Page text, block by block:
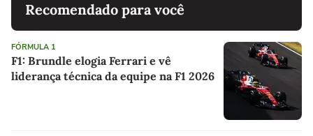
Recomendado para você
FÓRMULA 1
F1: Brundle elogia Ferrari e vê
liderança técnica da equipe na F1 2026